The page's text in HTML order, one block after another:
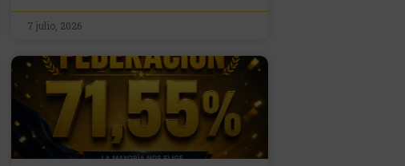
7 julio, 2026